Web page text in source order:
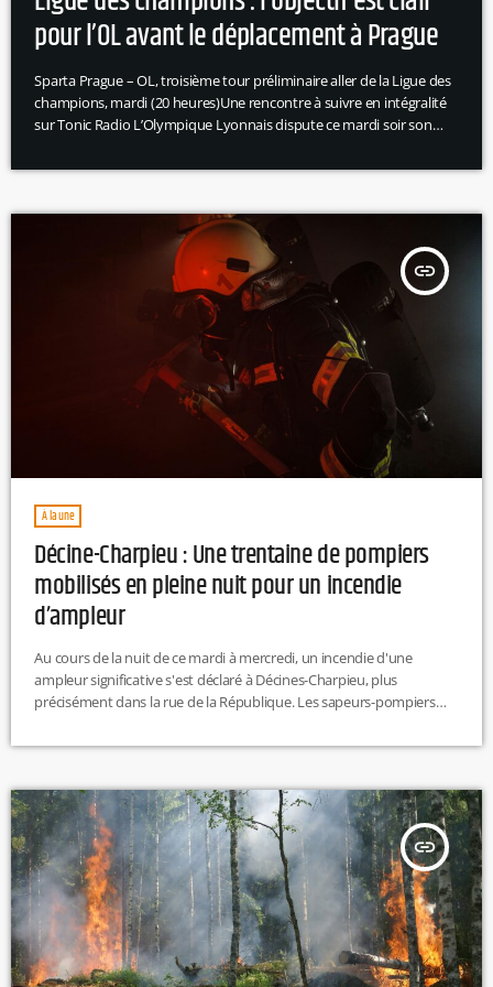
pour l’OL avant le déplacement à Prague
Sparta Prague – OL, troisième tour préliminaire aller de la Ligue des
champions, mardi (20 heures)Une rencontre à suivre en intégralité
sur Tonic Radio L’Olympique Lyonnais dispute ce mardi soir son
Une rencontre déjà capitale dans la course à la phase de ligue de la
lyonnais pendant la préparation […]
insert_link
À la une
Décine-Charpieu : Une trentaine de pompiers
mobilisés en pleine nuit pour un incendie
d’ampleur
Au cours de la nuit de ce mardi à mercredi, un incendie d'une
ampleur significative s'est déclaré à Décines-Charpieu, plus
précisément dans la rue de la République. Les sapeurs-pompiers
mobilisés pour maîtriser les flammes. Selon nos confrères du
se propager à un commerce voisin. Aucune victime […]
insert_link